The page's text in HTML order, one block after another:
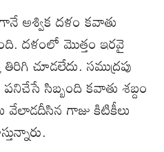
అశ్విక దళం కవాతు
దళంలో మొత్తం ఇరవై
చూడలేదు. సముద్రపు
పనిచేసే సిబ్బంది కవాతు శబ్దం
వేలాడదీసిన గాజు కిటికీలు